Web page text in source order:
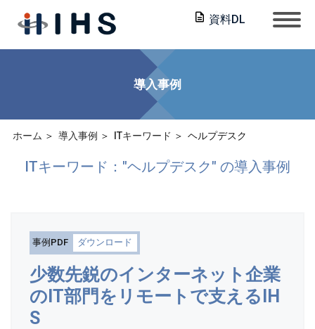
資料DL
導入事例
ホーム 導入事例 ITキーワード ヘルプデスク
ITキーワード："ヘルプデスク" の導入事例
事例PDF ダウンロード
少数先鋭のインターネット企業
のIT部門をリモートで支えるIH
S